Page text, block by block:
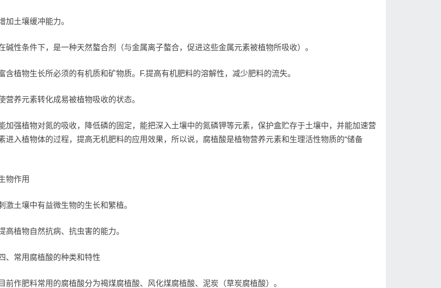
加土壤缓冲能力。
碱性条件下，是一种天然螯合剂（与金属离子螯合，促进这些金属元素被植物所吸收）。
含植物生长所必须的有机质和矿物质。F.提高有机肥料的溶解性，减少肥料的流失。
营养元素转化成易被植物吸收的状态。
加强植物对氮的吸收，降低磷的固定，能把深入土壤中的氮磷钾等元素，保护盒贮存于土壤中，并能加速营
进入植物体的过程，提高无机肥料的应用效果，所以说，腐植酸是植物营养元素和生理活性物质的“储备
物作用
激土壤中有益微生物的生长和繁植。
高植物自然抗病、抗虫害的能力。
、常用腐植酸的种类和特性
前作肥料常用的腐植酸分为褐煤腐植酸、风化煤腐植酸、泥炭（草炭腐植酸）。